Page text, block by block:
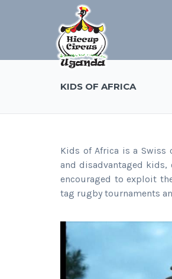
KIDS OF AFRICA
Kids of Africa is a Swiss
and disadvantaged
encouraged to exploit
tag rugby tournaments